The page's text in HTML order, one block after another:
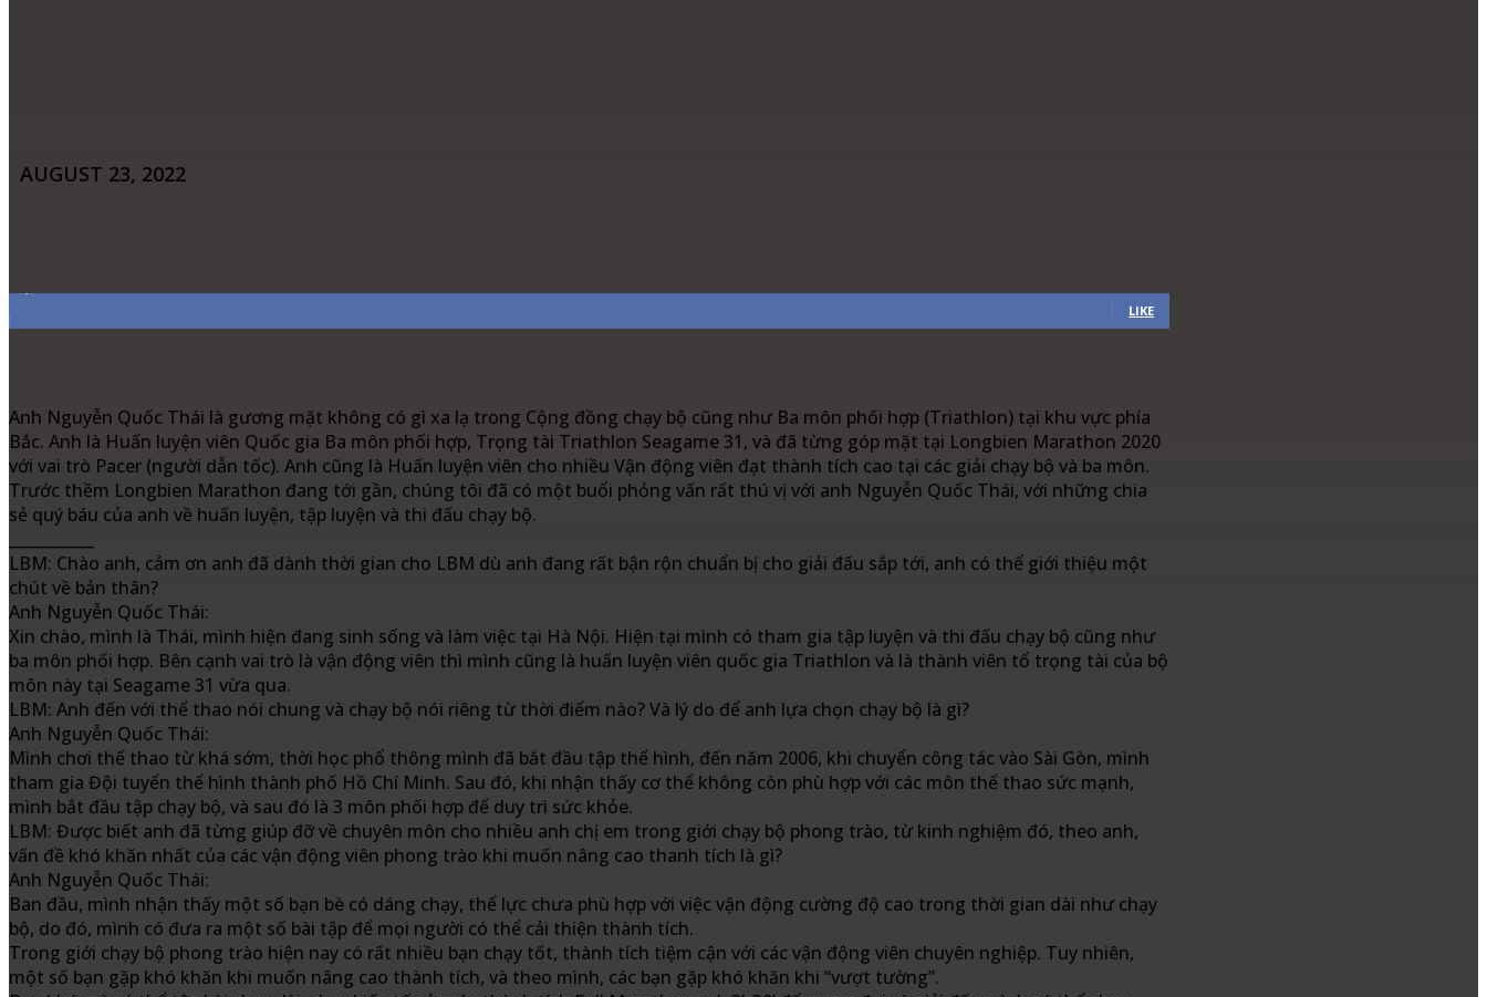
AUGUST 23, 2022
LIKE
Anh Nguyễn Quốc Thái là gương mặt không có gì xa lạ trong Cộng đồng chạy bộ cũng như Ba môn phối hợp (Triathlon) tại khu vực phía
Bắc. Anh là Huấn luyện viên Quốc gia Ba môn phối hợp, Trọng tài Triathlon Seagame 31, và đã từng góp mặt tại Longbien Marathon 2020
với vai trò Pacer (người dẫn tốc). Anh cũng là Huấn luyện viên cho nhiều Vận động viên đạt thành tích cao tại các giải chạy bộ và ba môn.
Trước thềm Longbien Marathon đang tới gần, chúng tôi đã có một buổi phỏng vấn rất thú vị với anh Nguyễn Quốc Thái, với những chia
sẻ quý báu của anh về huấn luyện, tập luyện và thi đấu chạy bộ.
LBM: Chào anh, cảm ơn anh đã dành thời gian cho LBM dù anh đang rất bận rộn chuẩn bị cho giải đấu sắp tới, anh có thể giới thiệu một
chút về bản thân?
Anh Nguyễn Quốc Thái:
Xin chào, mình là Thái, mình hiện đang sinh sống và làm việc tại Hà Nội. Hiện tại mình có tham gia tập luyện và thi đấu chạy bộ cũng như
ba môn phối hợp. Bên cạnh vai trò là vận động viên thì mình cũng là huấn luyện viên quốc gia Triathlon và là thành viên tổ trọng tài của bộ
môn này tại Seagame 31 vừa qua.
LBM: Anh đến với thể thao nói chung và chạy bộ nói riêng từ thời điểm nào? Và lý do để anh lựa chọn chạy bộ là gì?
Anh Nguyễn Quốc Thái:
Mình chơi thể thao từ khá sớm, thời học phổ thông mình đã bắt đầu tập thể hình, đến năm 2006, khi chuyển công tác vào Sài Gòn, mình
tham gia Đội tuyển thể hình thành phố Hồ Chí Minh. Sau đó, khi nhận thấy cơ thể không còn phù hợp với các môn thể thao sức mạnh,
mình bắt đầu tập chạy bộ, và sau đó là 3 môn phối hợp để duy trì sức khỏe.
LBM: Được biết anh đã từng giúp đỡ về chuyên môn cho nhiều anh chị em trong giới chạy bộ phong trào, từ kinh nghiệm đó, theo anh,
vấn đề khó khăn nhất của các vận động viên phong trào khi muốn nâng cao thanh tích là gì?
Anh Nguyễn Quốc Thái:
Ban đầu, mình nhận thấy một số bạn bè có dáng chạy, thể lực chưa phù hợp với việc vận động cường độ cao trong thời gian dài như chạy
bộ, do đó, mình có đưa ra một số bài tập để mọi người có thể cải thiện thành tích.
Trong giới chạy bộ phong trào hiện nay có rất nhiều bạn chạy tốt, thành tích tiệm cận với các vận động viên chuyên nghiệp. Tuy nhiên,
một số bạn gặp khó khăn khi muốn nâng cao thành tích, và theo mình, các bạn gặp khó khăn khi “vượt tường”.